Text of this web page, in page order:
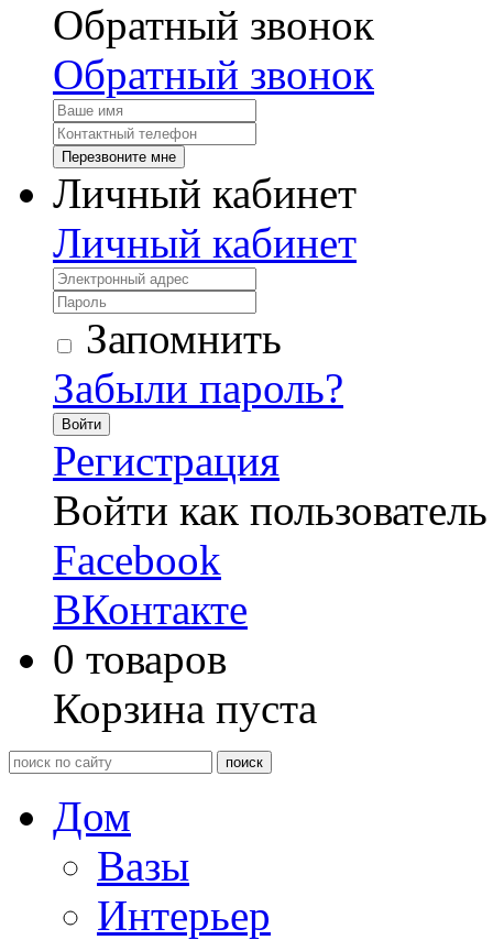
Обратный звонок
Обратный звонок
Перезвоните мне
Личный кабинет
Личный кабинет
Запомнить
Забыли пароль?
Войти
Регистрация
Войти как пользователь
Facebook
ВКонтакте
0 товаров
Корзина пуста
Дом
Вазы
Интерьер